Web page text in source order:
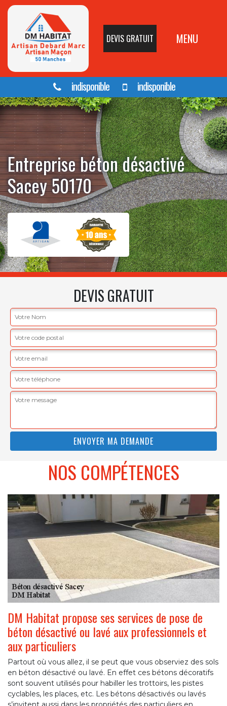
DEVIS GRATUIT MENU
indisponible indisponible
Entreprise béton désactivé
Sacey 50170
DEVIS GRATUIT
NOS COMPÉTENCES
DM Habitat propose ses services de pose de
béton désactivé ou lavé aux professionnels et
aux particuliers
Partout où vous allez, il se peut que vous observiez des sols
en béton désactivé ou lavé. En effet ces bétons décoratifs
sont souvent utilisés pour habiller les trottoirs, les pistes
cyclables, les places, etc. Les bétons désactivés ou lavés